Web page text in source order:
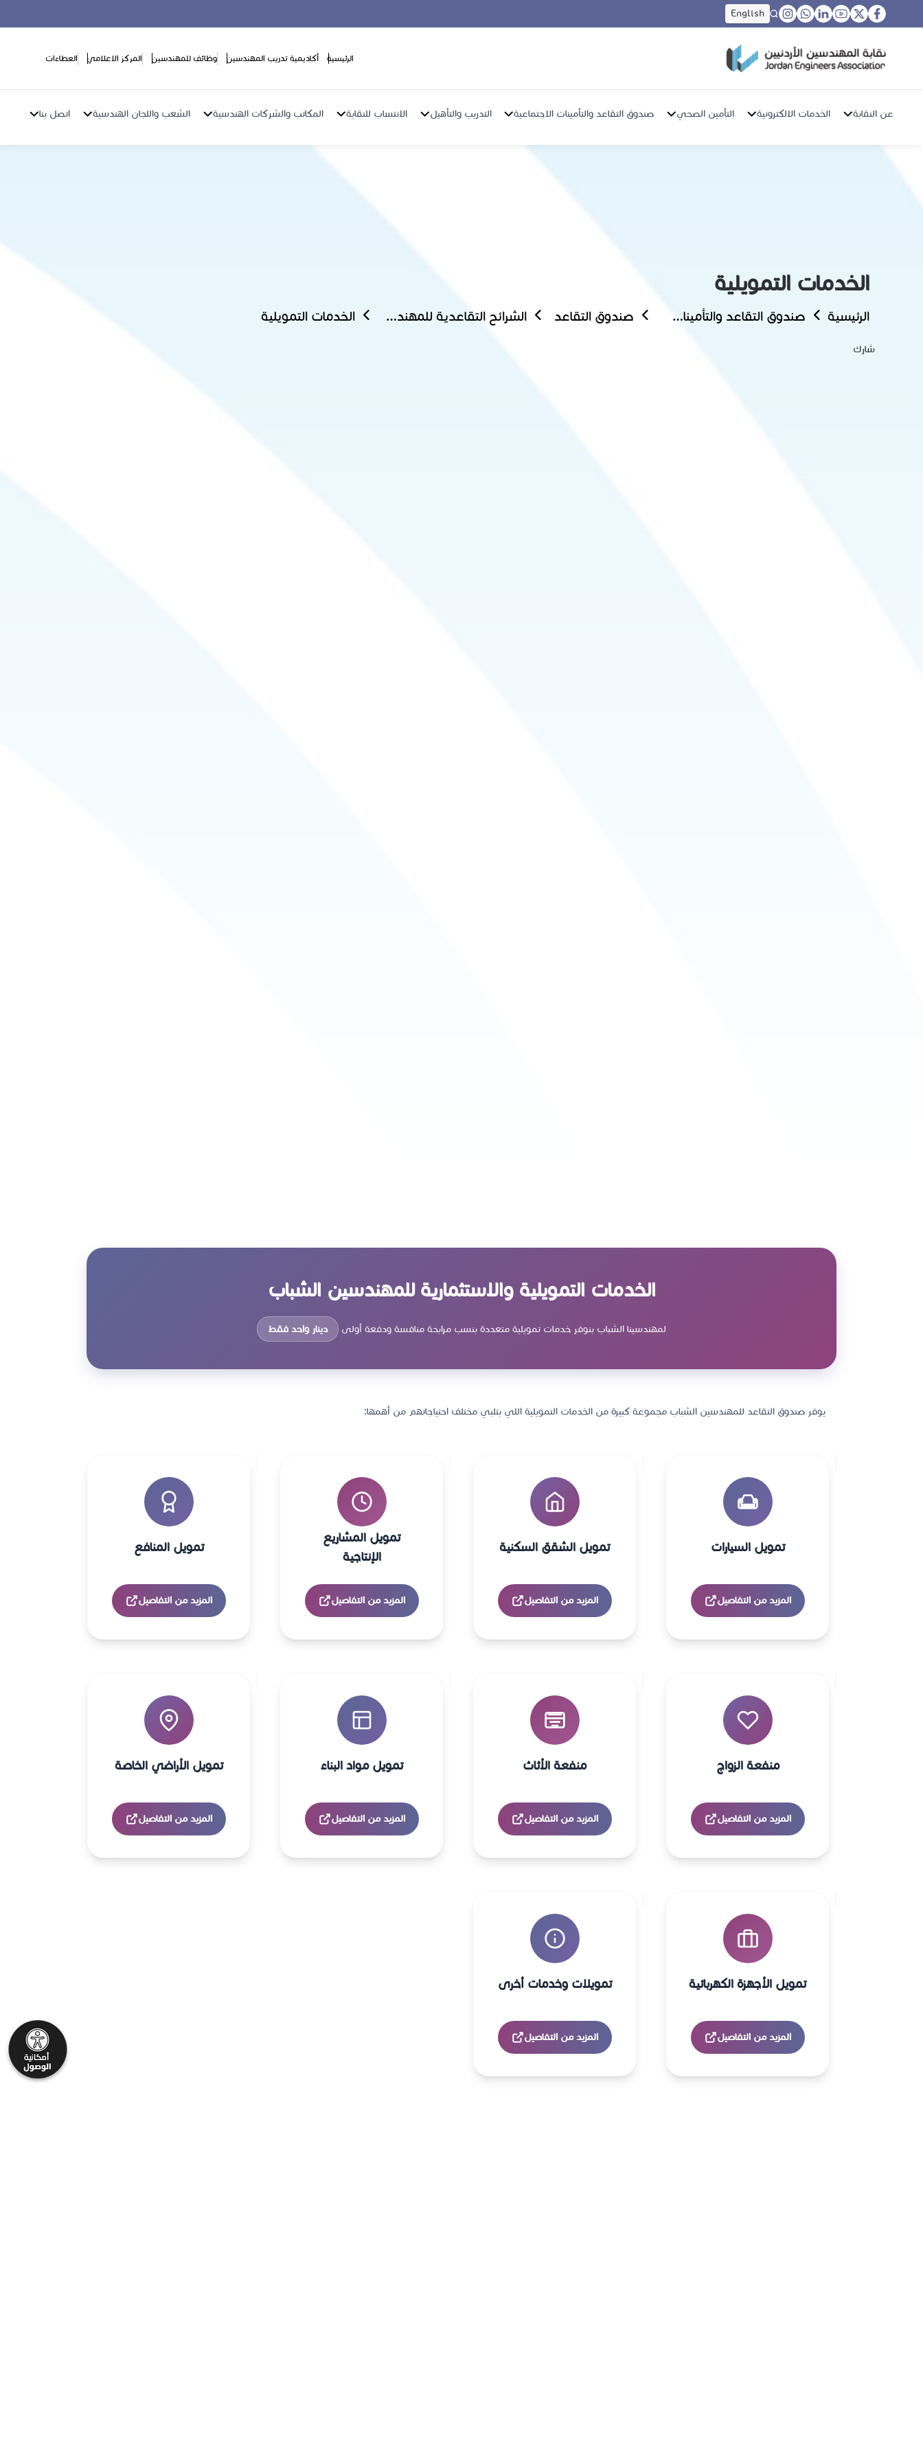
English
الرئيسية أكاديمية تدريب المهندسين وظائف للمهندسين المركز الاعلامي العطاءات
عن النقابة الخدمات الالكترونية التأمين الصحي صندوق التقاعد والتأمينات الاجتماعية التدريب والتأهيل الانتساب للنقابة المكاتب والشركات الهندسية الشعب واللجان الهندسية اتصل بنا
الخدمات التمويلية
الرئيسية صندوق التقاعد والتأمينات الاجتماعية صندوق التقاعد الشرائح التقاعدية للمهندسين الشباب الخدمات التمويلية
شارك
الخدمات التمويلية والاستثمارية للمهندسين الشباب
لمهندسينا الشباب بنوفر خدمات تمويلية متعددة بنسب مرابحة منافسة ودفعة أولى دينار واحد فقط
يوفر صندوق التقاعد للمهندسين الشباب مجموعة كبيرة من الخدمات التمويلية اللي بتلبي مختلف احتياجاتهم من أهمها:
تمويل السيارات
المزيد من التفاصيل
تمويل الشقق السكنية
المزيد من التفاصيل
تمويل المشاريع
الإنتاجية
المزيد من التفاصيل
تمويل المنافع
المزيد من التفاصيل
منفعة الزواج
المزيد من التفاصيل
منفعة الأثاث
المزيد من التفاصيل
تمويل مواد البناء
المزيد من التفاصيل
تمويل الأراضي الخاصة
المزيد من التفاصيل
تمويل الأجهزة الكهربائية
المزيد من التفاصيل
تمويلات وخدمات أخرى
المزيد من التفاصيل